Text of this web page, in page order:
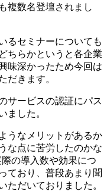
複数名登壇されまし
るセミナーについても
ちらかというと各企業
味深かったため今回は
だきます。
サービスの認証にパス
ました。
うなメリットがあるか
な点に苦労したのかな
の導入数や効果につ
ており、普段あまり聞
ただいておりました。